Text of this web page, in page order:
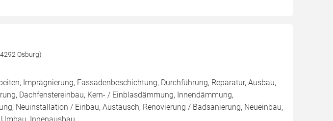
Osburg)
Imprägnierung, Fassadenbeschichtung, Durchführung, Reparatur, Ausbau,
Dachfenstereinbau, Kern- / Einblasdämmung, Innendämmung,
Neuinstallation / Einbau, Austausch, Renovierung / Badsanierung, Neueinbau,